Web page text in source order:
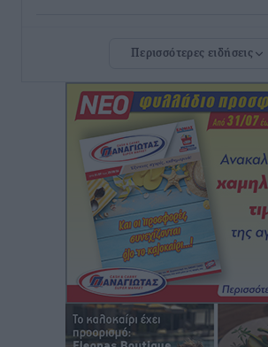
Basketball Festival
Αθλητικά• πριν 28 λεπτά
6ο Kalymnos 3X3: Ολοκληρώθηκε με
νικητές οι VAR!
πριν 33 λεπτά
Νέα αεροσκάφη, drones,
αλλάξει στην Πολιτική Προστασί
πριν 54 λεπτά
Άδωνις Γεωργιάδης στον RV: “Στο
εξετάζουμε την θεσμοθέτηση τρίτης
Περισσότερες ειδήσεις